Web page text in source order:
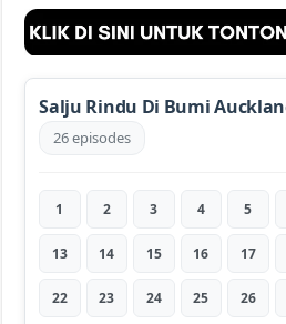
Salju Rindu Di Bumi
26 episodes
1 2 3 4 5
13 14 15 16 17
22 23 24 25 26